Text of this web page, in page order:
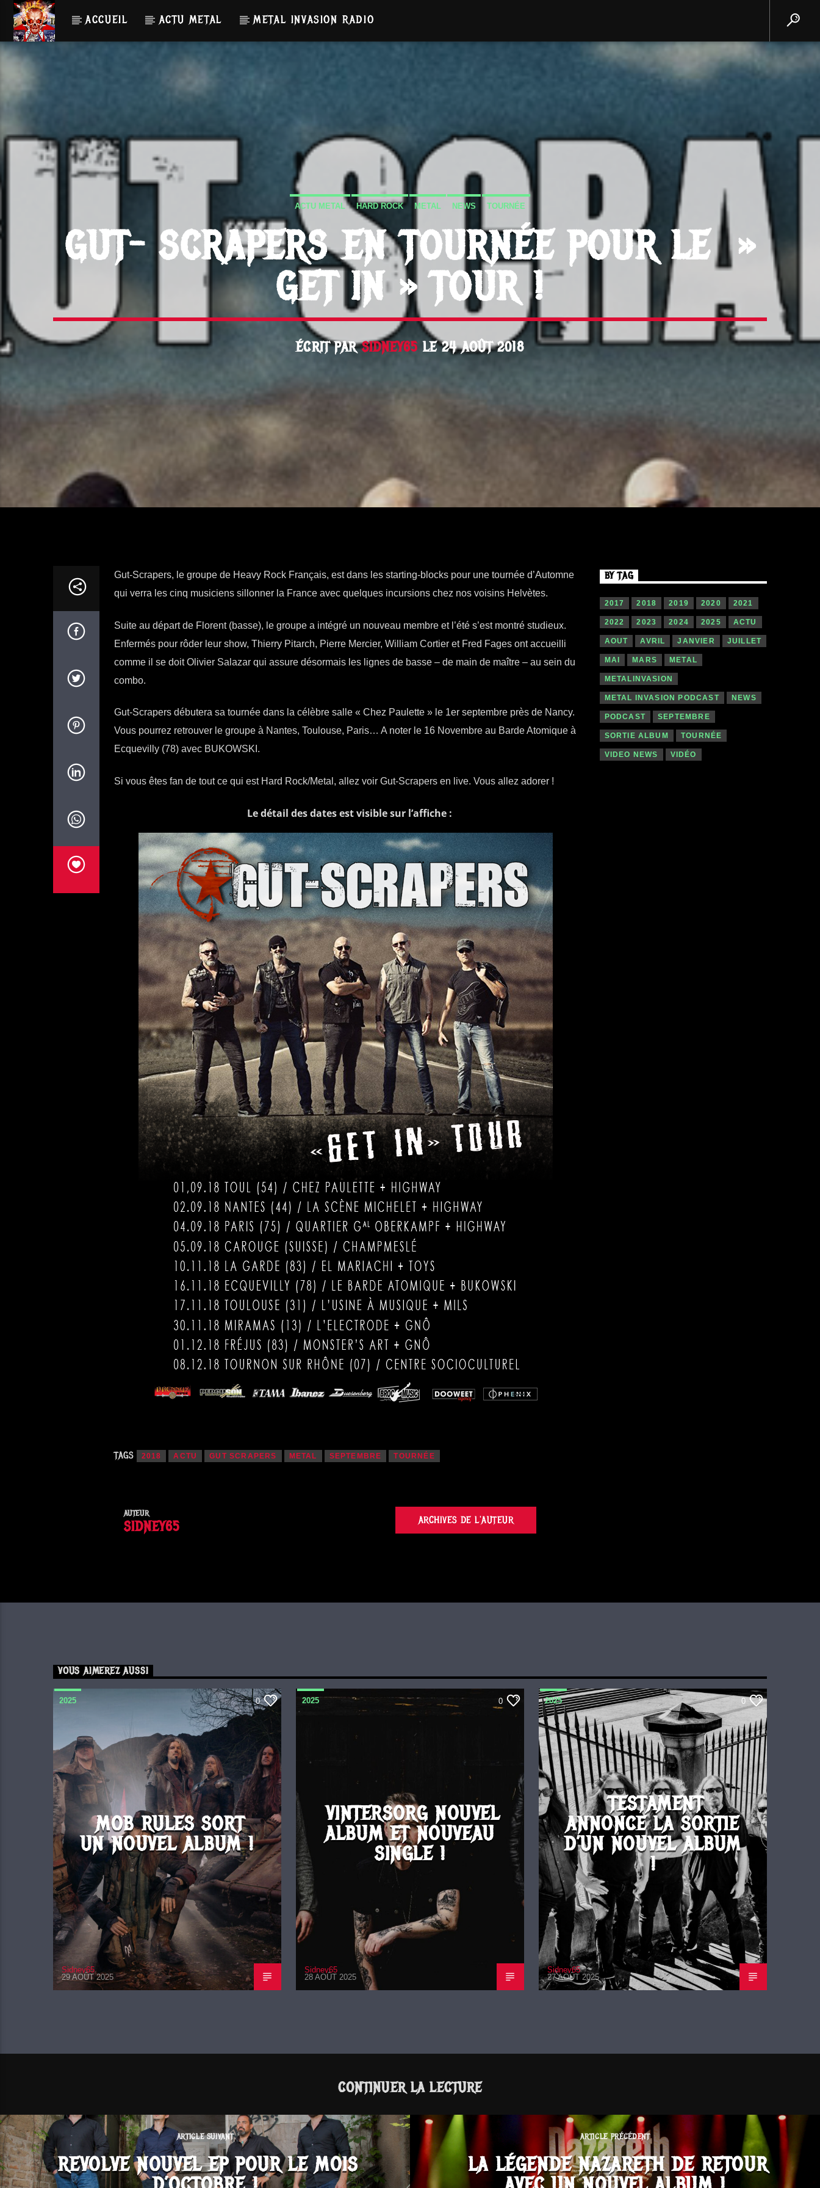
ACCUEIL ACTU METAL METAL INVASION RADIO
ACTU METAL HARD ROCK METAL NEWS TOURNÉE
GUT- SCRAPERS EN TOURNÉE POUR LE »
GET IN » TOUR !
ÉCRIT PARSIDNEY65 LE 24 AOÛT 2018
Gut-Scrapers, le groupe de Heavy Rock Français, est dans les starting-blocks pour une tournée d’Automne
qui verra les cinq musiciens sillonner la France avec quelques incursions chez nos voisins Helvètes.
Suite au départ de Florent (basse), le groupe a intégré un nouveau membre et l’été s’est montré studieux.
Enfermés pour rôder leur show, Thierry Pitarch, Pierre Mercier, William Cortier et Fred Fages ont accueilli
comme il se doit Olivier Salazar qui assure désormais les lignes de basse – de main de maître – au sein du
combo.
Gut-Scrapers débutera sa tournée dans la célèbre salle « Chez Paulette » le 1er septembre près de Nancy.
Vous pourrez retrouver le groupe à Nantes, Toulouse, Paris… A noter le 16 Novembre au Barde Atomique à
Ecquevilly (78) avec BUKOWSKI.
Si vous êtes fan de tout ce qui est Hard Rock/Metal, allez voir Gut-Scrapers en live. Vous allez adorer !
Le détail des dates est visible sur l’affiche :
TAGS 2018 ACTU GUT SCRAPERS METAL SEPTEMBRE TOURNÉE
AUTEUR
SIDNEY65 ARCHIVES DE L'AUTEUR
BY TAG
2017 2018 2019 2020 2021
2022 2023 2024 2025 ACTU
AOUT AVRIL JANVIER JUILLET
MAI MARS METAL
METALINVASION
METAL INVASION PODCAST NEWS
PODCAST SEPTEMBRE
SORTIE ALBUM TOURNÉE
VIDEO NEWS VIDÉO
VOUS AIMEREZ AUSSI
2025 0
MOB RULES SORT
UN NOUVEL ALBUM !
Sidney65
29 AOÛT 2025
2025 0
VINTERSORG NOUVEL
ALBUM ET NOUVEAU
SINGLE !
Sidney65
28 AOÛT 2025
2025 0
TESTAMENT
ANNONCE LA SORTIE
D’UN NOUVEL ALBUM
!
Sidney65
27 AOÛT 2025
CONTINUER LA LECTURE
ARTICLE SUIVANT
REVOLVE NOUVEL EP POUR LE MOIS
ARTICLE PRÉCÉDENT
LA LÉGENDE NAZARETH DE RETOUR